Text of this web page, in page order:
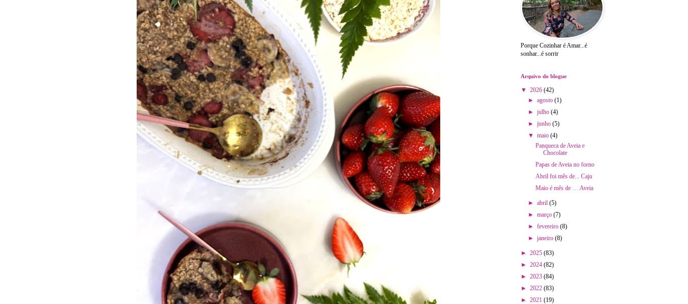
Porque Cozinhar é Amar...é
sonhar...é sorrir
Arquivo do blogue
▼ 2026 (42)
► agosto (1)
► julho (4)
► junho (5)
▼ maio (4)
Panqueca de Aveia e
Chocolate
Papas de Aveia no forno
Abril foi mês de... Caju
Maio é mês de … Aveia
► abril (5)
► março (7)
► fevereiro (8)
► janeiro (8)
► 2025 (83)
► 2024 (82)
► 2023 (84)
► 2022 (83)
► 2021 (19)